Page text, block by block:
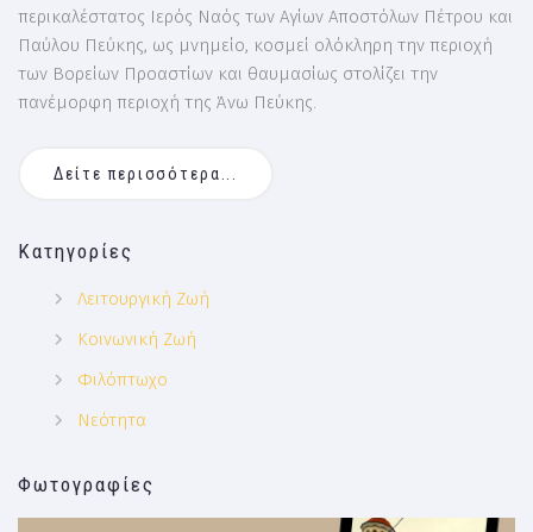
περικαλέστατος Ιερός Ναός των Αγίων Αποστόλων Πέτρου και
Παύλου Πεύκης, ως μνημείο, κοσμεί ολόκληρη την περιοχή
των Βορείων Προαστίων και θαυμασίως στολίζει την
πανέμορφη περιοχή της Άνω Πεύκης.
Δείτε περισσότερα...
Κατηγορίες
Λειτουργική Ζωή
Κοινωνική Ζωή
Φιλόπτωχο
Νεότητα
Φωτογραφίες